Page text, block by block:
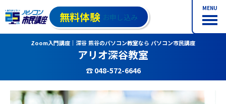
MENU
無料体験 お申し込み
Zoom入門講座｜深谷 熊谷のパソコン教室なら パソコン市民講座
アリオ深谷教室
☎ 048-572-6646